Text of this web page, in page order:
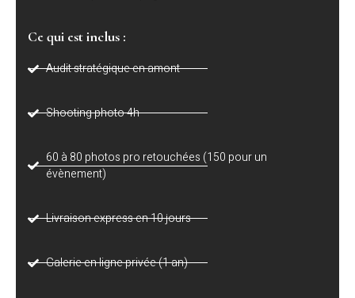
Ce qui est inclus :
Audit stratégique en amont
Shooting photo 4h
60 à 80 photos pro retouchées (150 pour un
évènement)
Livraison express en 10 jours
Galerie en ligne privée (1 an)